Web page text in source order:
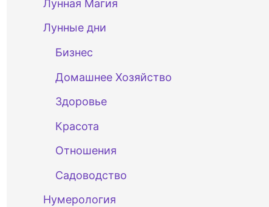
Лунная Магия
Лунные дни
Бизнес
Домашнее Хозяйство
Здоровье
Красота
Отношения
Садоводство
Нумерология